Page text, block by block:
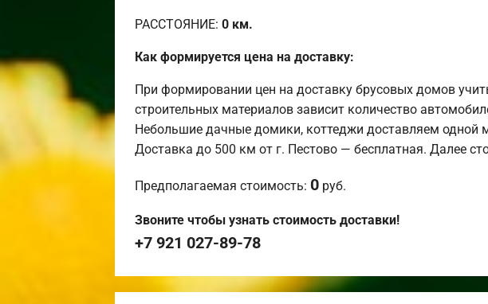
РАССТОЯНИЕ: 0 км.
Как формируется цена на доставку:
При формировании цен на доставку брусовых домов
строительных материалов зависит количество
Небольшие дачные домики, коттеджи доставляем
Доставка до 500 км от г. Пестово — бесплатная. Далее
Предполагаемая стоимость: 0 руб.
Звоните чтобы узнать стоимость доставки!
+7 921 027-89-78